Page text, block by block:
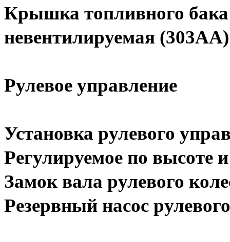
Крышка топливного
невентилируемая (303AA)
Рулевое управление
Установка рулевого
Регулируемое по высоте
Замок вала рулевого
Резервный насос